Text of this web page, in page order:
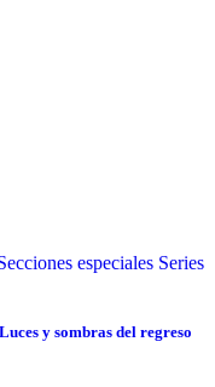
especiales Series
y sombras del regreso